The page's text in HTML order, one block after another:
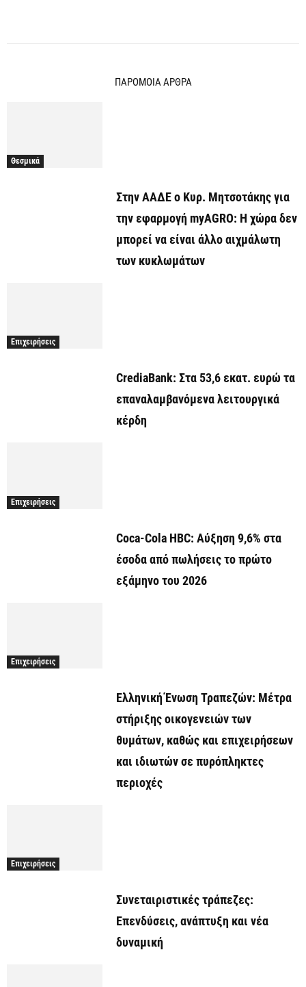
ΠΑΡΟΜΟΙΑ ΑΡΘΡΑ
Θεσμικά
Στην ΑΑΔΕ ο Κυρ. Μητσοτάκης για
την εφαρμογή myAGRO: Η χώρα δεν
μπορεί να είναι άλλο αιχμάλωτη
των κυκλωμάτων
Επιχειρήσεις
CrediaBank: Στα 53,6 εκατ. ευρώ τα
επαναλαμβανόμενα λειτουργικά
κέρδη
Επιχειρήσεις
Coca-Cola HBC: Αύξηση 9,6% στα
έσοδα από πωλήσεις το πρώτο
εξάμηνο του 2026
Επιχειρήσεις
Ελληνική Ένωση Τραπεζών: Μέτρα
στήριξης οικογενειών των
θυμάτων, καθώς και επιχειρήσεων
και ιδιωτών σε πυρόπληκτες
περιοχές
Επιχειρήσεις
Συνεταιριστικές τράπεζες:
Επενδύσεις, ανάπτυξη και νέα
δυναμική